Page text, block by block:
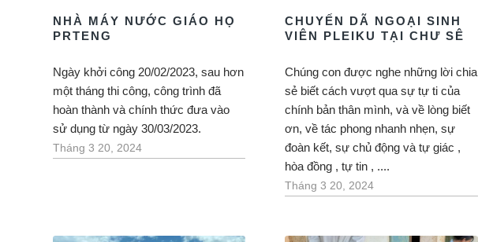
NHÀ MÁY NƯỚC GIÁO HỌ
PRTENG
Ngày khởi công 20/02/2023, sau hơn
một tháng thi công, công trình đã
hoàn thành và chính thức đưa vào
sử dụng từ ngày 30/03/2023.
Tháng 3 20, 2024
CHUYẾN DÃ NGOẠI SINH
VIÊN PLEIKU TẠI CHƯ SÊ
Chúng con được nghe những lời chia
sẻ biết cách vượt qua sự tự ti của
chính bản thân mình, và về lòng biết
ơn, về tác phong nhanh nhẹn, sự
đoàn kết, sự chủ động và tự giác ,
hòa đồng , tự tin , ....
Tháng 3 20, 2024